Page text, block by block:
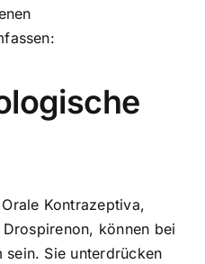
Orale Kontrazeptiva,
können bei
sein. Sie unterdrücken